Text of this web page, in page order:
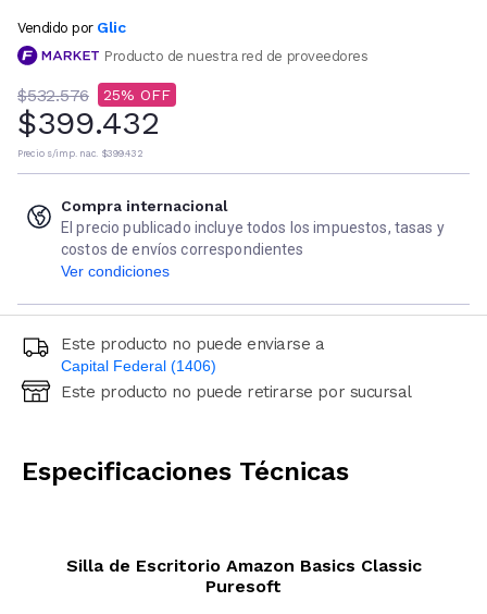
Vendido por Glic
Producto de nuestra red de proveedores
$532.576 25
$399.432
Precio s/imp. nac. $399.432
Compra internacional
El precio publicado incluye todos los impuestos, tasas y
costos de envíos correspondientes
Ver condiciones
Este producto no puede enviarse a
Capital Federal (1406)
Ingresá código postal (sólo números)
Este producto no puede retirarse por sucursal
Especificaciones Técnicas
Silla de Escritorio Amazon Basics Classic
Puresoft